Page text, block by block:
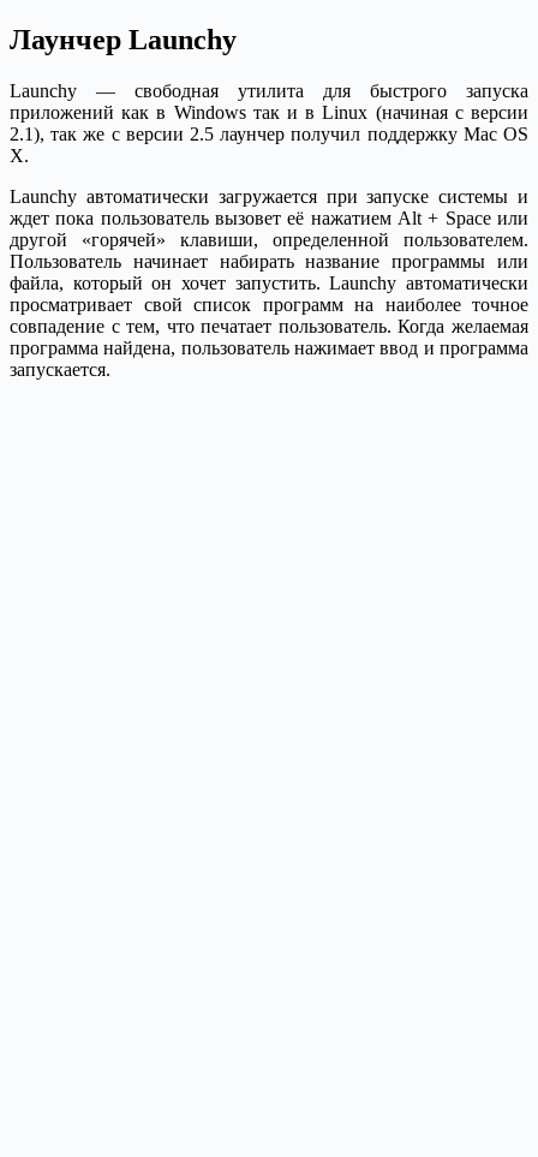
Лаунчер Launchy
Launchy — свободная утилита для быстрого запуска
приложений как в Windows так и в Linux (начиная с версии
2.1), так же с версии 2.5 лаунчер получил поддержку Mac OS
X.
Launchy автоматически загружается при запуске системы и
ждет пока пользователь вызовет её нажатием Alt + Space или
другой «горячей» клавиши, определенной пользователем.
Пользователь начинает набирать название программы или
файла, который он хочет запустить. Launchy автоматически
просматривает свой список программ на наиболее точное
совпадение с тем, что печатает пользователь. Когда желаемая
программа найдена, пользователь нажимает ввод и программа
запускается.